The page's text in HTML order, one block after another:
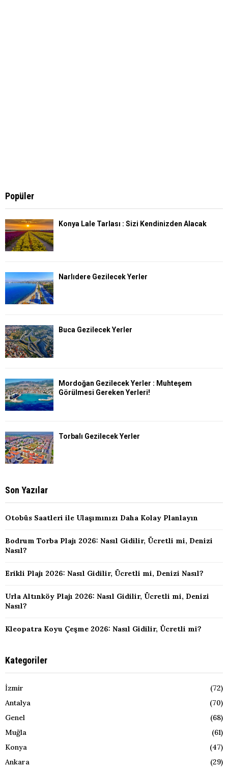
Popüler
Konya Lale Tarlası : Sizi Kendinizden Alacak
Narlıdere Gezilecek Yerler
Buca Gezilecek Yerler
Mordoğan Gezilecek Yerler : Muhteşem
Görülmesi Gereken Yerleri!
Torbalı Gezilecek Yerler
Son Yazılar
Otobüs Saatleri ile Ulaşımınızı Daha Kolay Planlayın
Bodrum Torba Plajı 2026: Nasıl Gidilir, Ücretli mi, Denizi
Nasıl?
Erikli Plajı 2026: Nasıl Gidilir, Ücretli mi, Denizi Nasıl?
Urla Altınköy Plajı 2026: Nasıl Gidilir, Ücretli mi, Denizi
Nasıl?
Kleopatra Koyu Çeşme 2026: Nasıl Gidilir, Ücretli mi?
Kategoriler
İzmir
(72)
Antalya
(70)
Genel
(68)
Muğla
(61)
Konya
(47)
Ankara
(29)